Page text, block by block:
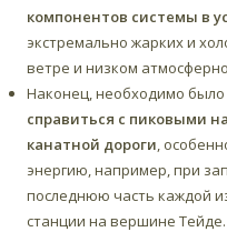
компонентов системы в
экстремально жарких и
ветре и низком
Наконец, необходимо было
справиться с пиковыми
канатной дороги ,
энергию, например, при
последнюю часть каждой
станции на вершине Тейде.